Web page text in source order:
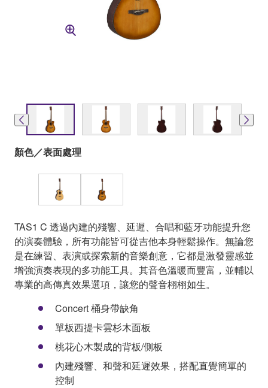
顏色／表面處理
TAS1 C 透過內建的殘響、延遲、合唱和藍牙功能提升您
的演奏體驗，所有功能皆可從吉他本身輕鬆操作。無論您
是在練習、表演或探索新的音樂創意，它都是激發靈感並
增強演奏表現的多功能工具。其音色溫暖而豐富，並輔以
專業的高傳真效果選項，讓您的聲音栩栩如生。
Concert 桶身帶缺角
單板西提卡雲杉木面板
桃花心木製成的背板/側板
內建殘響、和聲和延遲效果，搭配直覺簡單的
控制